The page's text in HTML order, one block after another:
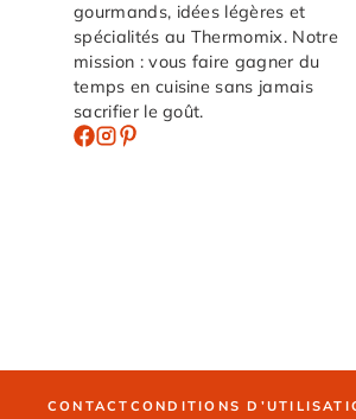
gourmands, idées légères et
spécialités au Thermomix. Notre
mission : vous faire gagner du
temps en cuisine sans jamais
sacrifier le goût.
CONTACT CONDITIONS